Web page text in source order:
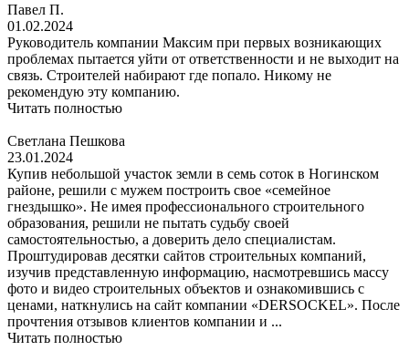
Павел П.
01.02.2024
Руководитель компании Максим при первых возникающих
проблемах пытается уйти от ответственности и не выходит на
связь. Строителей набирают где попало. Никому не
рекомендую эту компанию.
Читать полностью
Светлана Пешкова
23.01.2024
Купив небольшой участок земли в семь соток в Ногинском
районе, решили с мужем построить свое «семейное
гнездышко». Не имея профессионального строительного
образования, решили не пытать судьбу своей
самостоятельностью, а доверить дело специалистам.
Проштудировав десятки сайтов строительных компаний,
изучив представленную информацию, насмотревшись массу
фото и видео строительных объектов и ознакомившись с
ценами, наткнулись на сайт компании «DERSOCKEL». После
прочтения отзывов клиентов компании и ...
Читать полностью